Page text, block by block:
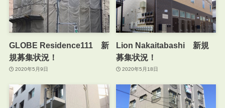
GLOBE Residence111 新
規募集状況！
2020年5月9日
Lion Nakaitabashi 新規
募集状況！
2020年5月18日